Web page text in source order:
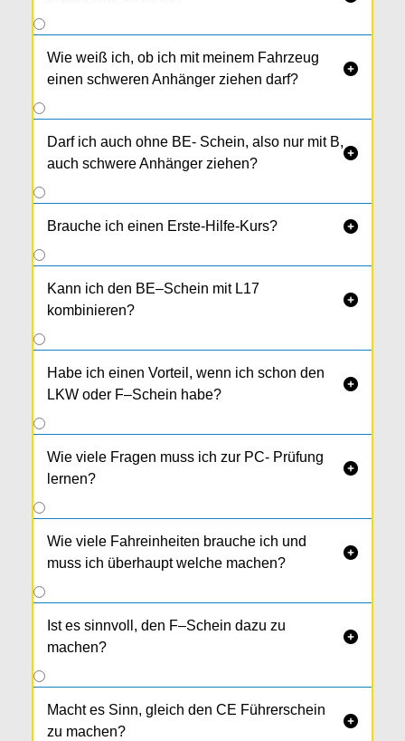
Wie weiß ich, ob ich mit meinem Fahrzeug
einen schweren Anhänger ziehen darf?

Darf ich auch ohne BE- Schein, also nur mit B,
auch schwere Anhänger ziehen?

Brauche ich einen Erste-Hilfe-Kurs? 
Kann ich den BE–Schein mit L17
kombinieren?

Habe ich einen Vorteil, wenn ich schon den
LKW oder F–Schein habe?

Wie viele Fragen muss ich zur PC- Prüfung
lernen?

Wie viele Fahreinheiten brauche ich und
muss ich überhaupt welche machen?

Ist es sinnvoll, den F–Schein dazu zu
machen?

Macht es Sinn, gleich den CE Führerschein
zu machen?
